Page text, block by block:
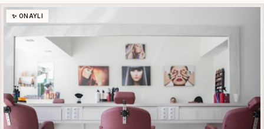
✨ ONAYLI